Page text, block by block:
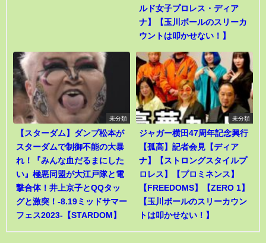
ルド女子プロレス・ディア
ナ】【玉川ボールのスリーカ
ウントは叩かせない！】
未分類
【スターダム】ダンプ松本が
スターダムで制御不能の大暴
れ！『みんな血だるまにした
い』極悪同盟が大江戸隊と電
撃合体！井上京子とQQタッ
グと激突！-8.19ミッドサマー
フェス2023-【STARDOM】
未分類
ジャガー横田47周年記念興行
【孤高】記者会見【ディア
ナ】【ストロングスタイルプ
ロレス】【プロミネンス】
【FREEDOMS】【ZERO 1】
【玉川ボールのスリーカウン
トは叩かせない！】